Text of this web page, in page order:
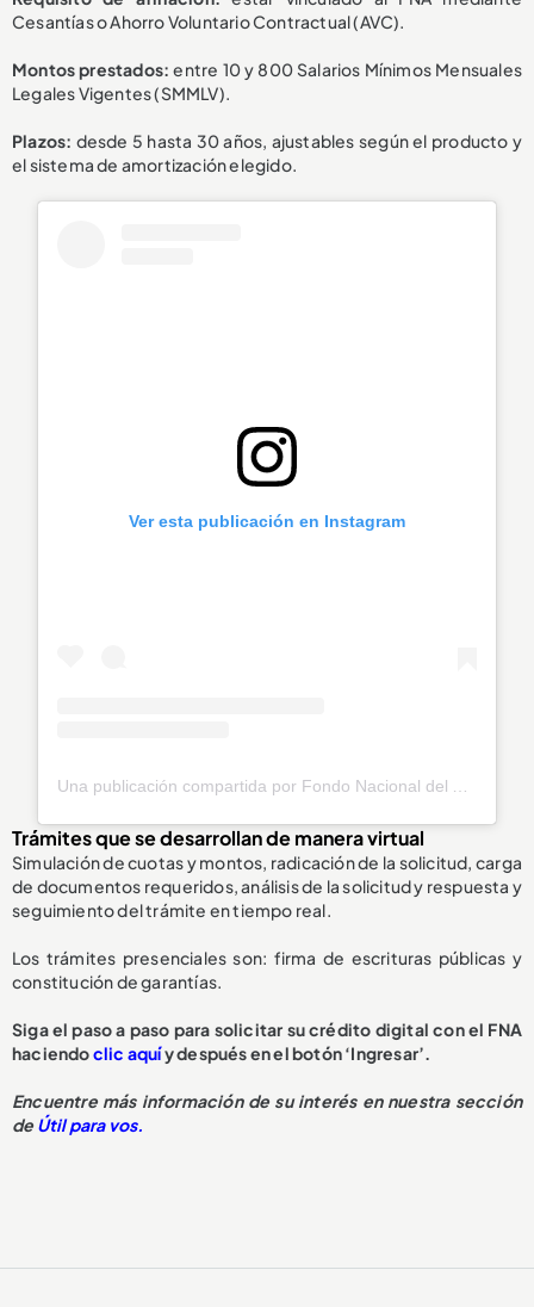
Cesantías o Ahorro Voluntario Contractual (AVC).
Montos prestados:entre 10 y 800 Salarios Mínimos Mensuales
Legales Vigentes (SMMLV).
Plazos: desde 5 hasta 30 años, ajustables según el producto y
el sistema de amortización elegido.
Ver esta publicación en Instagram
Una publicación compartida por Fondo Nacional del Ahorro (@fnaahorro)
Trámites que se desarrollan de manera virtual
Simulación de cuotas y montos, radicación de la solicitud, carga
de documentos requeridos, análisis de la solicitud y respuesta y
seguimiento del trámite en tiempo real.
Los trámites presenciales son: firma de escrituras públicas y
constitución de garantías.
Siga el paso a paso para solicitar su crédito digital con el FNA
haciendoclic aquíy después en el botón ‘Ingresar’.
Encuentre más información de su interés en nuestra sección
deÚtil para vos.